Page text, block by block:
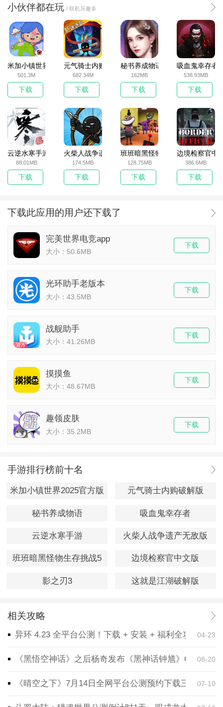
小伙伴都在玩 / 联机乐趣多
米加小镇世界2025官方版
501.3M
下载
元气骑士内购破解版
682.34M
下载
秘书养成物语
162MB
下载
吸血鬼幸存者
538.93MB
下载
云逆水寒手游
88.01MB
下载
火柴人战争遗产无敌版
174.5MB
下载
班班暗黑怪物生存挑战5
128.75MB
下载
边境检察官中
386.6MB
下载
下载此应用的用户还下载了
完美世界电竞app
大小：50.6MB
下载
光环助手老版本
大小：43.5MB
下载
战舰助手
大小：41.26MB
下载
摸摸鱼
大小：48.67MB
下载
趣领皮肤
大小：35.2MB
下载
手游排行榜前十名
米加小镇世界2025官方版 元气骑士内购破解版
秘书养成物语 吸血鬼幸存者
云逆水寒手游 火柴人战争遗产无敌版
班班暗黑怪物生存挑战5 边境检察官中文版
影之刃3 这就是江湖破解版
相关攻略
异环 4.23 全平台公测！下载 + 安装 + 福利全攻略，一
04-23
《黑悟空神话》之后杨奇发布《黑神话钟馗》CG！预
08-20
《晴空之下》7月14日全网平台公测预约下载三端同步
07-10